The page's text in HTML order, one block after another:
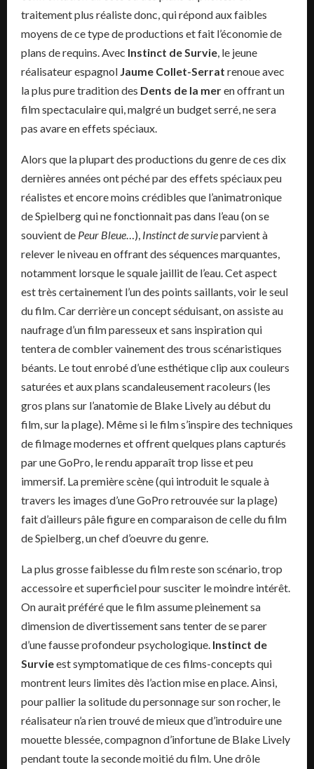
traitement plus réaliste donc, qui répond aux faibles
moyens de ce type de productions et fait l’économie de
plans de requins. Avec Instinct de Survie, le jeune
réalisateur espagnol Jaume Collet-Serrat renoue avec
la plus pure tradition des Dents de la meren offrant un
film spectaculaire qui, malgré un budget serré, ne sera
pas avare en effets spéciaux.
Alors que la plupart des productions du genre de ces dix
dernières années ont péché par des effets spéciaux peu
réalistes et encore moins crédibles que l’animatronique
de Spielberg qui ne fonctionnait pas dans l’eau (on se
souvient de Peur Bleue…), Instinct de survieparvient à
relever le niveau en offrant des séquences marquantes,
notamment lorsque le squale jaillit de l’eau. Cet aspect
est très certainement l’un des points saillants, voir le seul
du film. Car derrière un concept séduisant, on assiste au
naufrage d’un film paresseux et sans inspiration qui
tentera de combler vainement des trous scénaristiques
béants. Le tout enrobé d’une esthétique clip aux couleurs
saturées et aux plans scandaleusement racoleurs (les
gros plans sur l’anatomie de Blake Lively au début du
film, sur la plage). Même si le film s’inspire des techniques
de filmage modernes et offrent quelques plans capturés
par une GoPro, le rendu apparaît trop lisse et peu
immersif. La première scène (qui introduit le squale à
travers les images d’une GoPro retrouvée sur la plage)
fait d’ailleurs pâle figure en comparaison de celle du film
de Spielberg, un chef d’oeuvre du genre.
La plus grosse faiblesse du film reste son scénario, trop
accessoire et superficiel pour susciter le moindre intérêt.
On aurait préféré que le film assume pleinement sa
dimension de divertissement sans tenter de se parer
d’une fausse profondeur psychologique. Instinct de
Survieest symptomatique de ces films-concepts qui
montrent leurs limites dès l’action mise en place. Ainsi,
pour pallier la solitude du personnage sur son rocher, le
réalisateur n’a rien trouvé de mieux que d’introduire une
mouette blessée, compagnon d’infortune de Blake Lively
pendant toute la seconde moitié du film. Une drôle